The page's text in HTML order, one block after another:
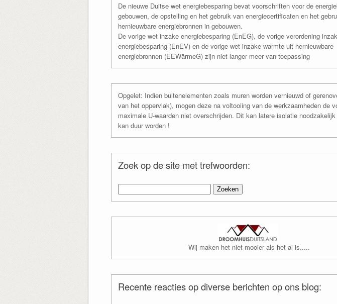
De nieuwe Duitse wet energiebesparing bevat voorschriften voor de
gebouwen, de opstelling en het gebruik van energiecertificaten en het
hernieuwbare energiebronnen in gebouwen.
De vorige wet inzake energiebesparing (EnEG), de vorige verordening
energiebesparing (EnEV) en de vorige wet inzake warmte uit hernieuwbare
energiebronnen (EEWärmeG) zijn niet langer meer van toepassing
Opgelet: Indien buitenelementen zoals muren worden vernieuwd of
van het oppervlak), mogen deze na voltooiing van de werkzaamheden de
maximale U-waarden niet overschrijden. Dit kan latere isolatie
kan duur worden !
Zoek op de site met trefwoorden:
naar:
Wij maken het niet mooier als het al is.....
Recente reacties op diverse berichten op ons blog: